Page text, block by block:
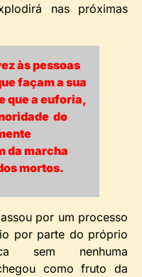
nas próximas
às pessoas
façam a sua
que a euforia,
do
da marcha
mortos.
por um processo
por parte do próprio
sem nenhuma
como fruto da